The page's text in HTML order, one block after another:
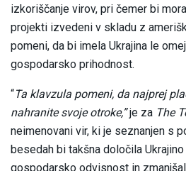
izkoriščanje virov, pri čemer bi
projekti izvedeni v skladu z
pomeni, da bi imela Ukrajina le
gospodarsko prihodnost.
“Ta klavzula pomeni, da najprej
nahranite svoje otroke,”je za The
neimenovani vir, ki je seznanjen s
besedah bi takšna določila
gospodarsko odvisnost in